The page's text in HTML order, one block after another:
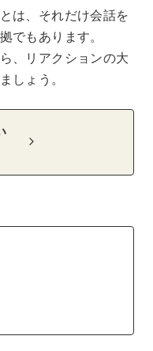
は、それだけ会話を
でもあります。
、リアクションの大
しょう。